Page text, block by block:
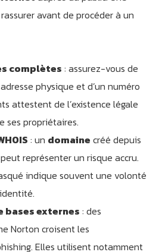
avant de procéder à un
complètes : assurez-vous de
physique et d’un numéro
attestent de l’existence légale
ses propriétaires.
: un domaine créé depuis
représenter un risque accru.
indique souvent une volonté
bases externes : des
Norton croisent les
Elles utilisent notamment